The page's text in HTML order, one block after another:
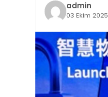
admin
03 Ekim 2025